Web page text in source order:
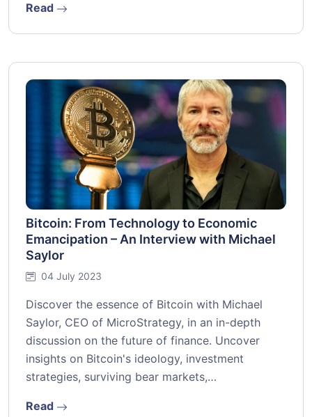
Read
Bitcoin: From Technology to Economic
Emancipation – An Interview with Michael
Saylor
04 July 2023
Discover the essence of Bitcoin with Michael
Saylor, CEO of MicroStrategy, in an in-depth
discussion on the future of finance. Uncover
insights on Bitcoin's ideology, investment
strategies, surviving bear markets,…
Read